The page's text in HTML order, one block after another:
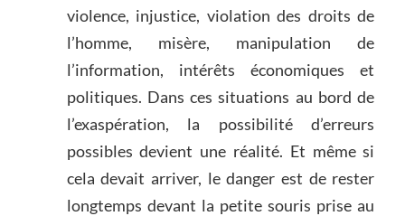
violence, injustice, violation des droits de
l’homme, misère, manipulation de
l’information, intérêts économiques et
politiques. Dans ces situations au bord de
l’exaspération, la possibilité d’erreurs
possibles devient une réalité. Et même si
cela devait arriver, le danger est de rester
longtemps devant la petite souris prise au